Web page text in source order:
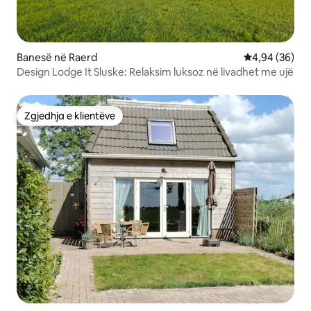
Banesë në Raerd Vlerësimi
4,94 (36)
Design Lodge It Sluske: Relaksim luksoz në livadhet me ujë
Zgjedhja e klientëve
Zgjedhja e klientëve